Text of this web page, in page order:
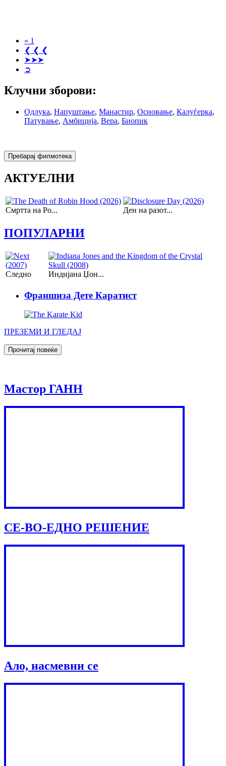
« 1
❮ ❮ ❮
➤➤➤
➲
Клучни зборови:
Одлука, Напуштање, Манастир, Основање, Калуѓерка,
Патување, Амбиција, Вера, Биопик
АКТУЕЛНИ
Смртта на Ро... Ден на разот...
ПОПУЛАРНИ
Следно Индијана Џoн...
Франшиза Дете Каратист
ПРЕЗЕМИ И ГЛЕДАЈ
Мастор ГАНН
СЕ-ВО-ЕДНО РЕШЕНИЕ
Ало, насмевни се